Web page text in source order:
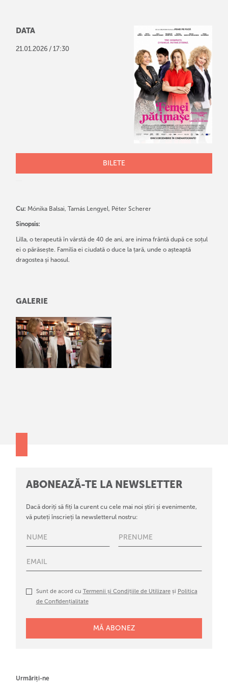
DATA
21 .01 .2026 / 17:30
BILETE
Cu: Mónika Balsai, Tamás Lengyel, Péter Scherer
Sinopsis:
Lilla, o terapeută în vârstă de 40 de ani, are inima frântă după ce soțul
ei o părăsește. Familia ei ciudată o duce la țară, unde o așteaptă
dragostea și haosul.
GALERIE
ABONEAZĂ-TE LA NEWSLETTER
Dacă doriți să fiți la curent cu cele mai noi știri și evenimente,
vă puteți înscrieți la newsletterul nostru:
Sunt de acord cu Termenii și Condițiile de Utilizareși Politica
de Confidențialitate
Urmăriți-ne